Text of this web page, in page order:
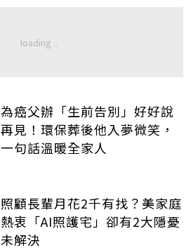
為癌父辦「生前告別」好好說
再見！環保葬後他入夢微笑，
一句話溫暖全家人
照顧長輩月花2千有找？美家庭
熱衷「AI照護宅」卻有2大隱憂
未解決